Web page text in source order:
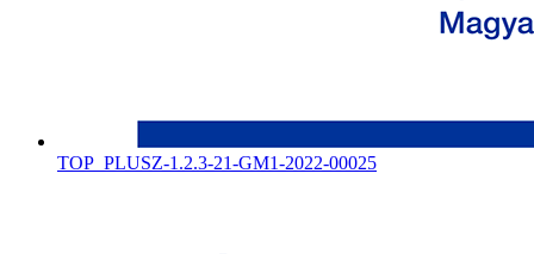
TOP_PLUSZ-1.2.3-21-GM1-2022-00025